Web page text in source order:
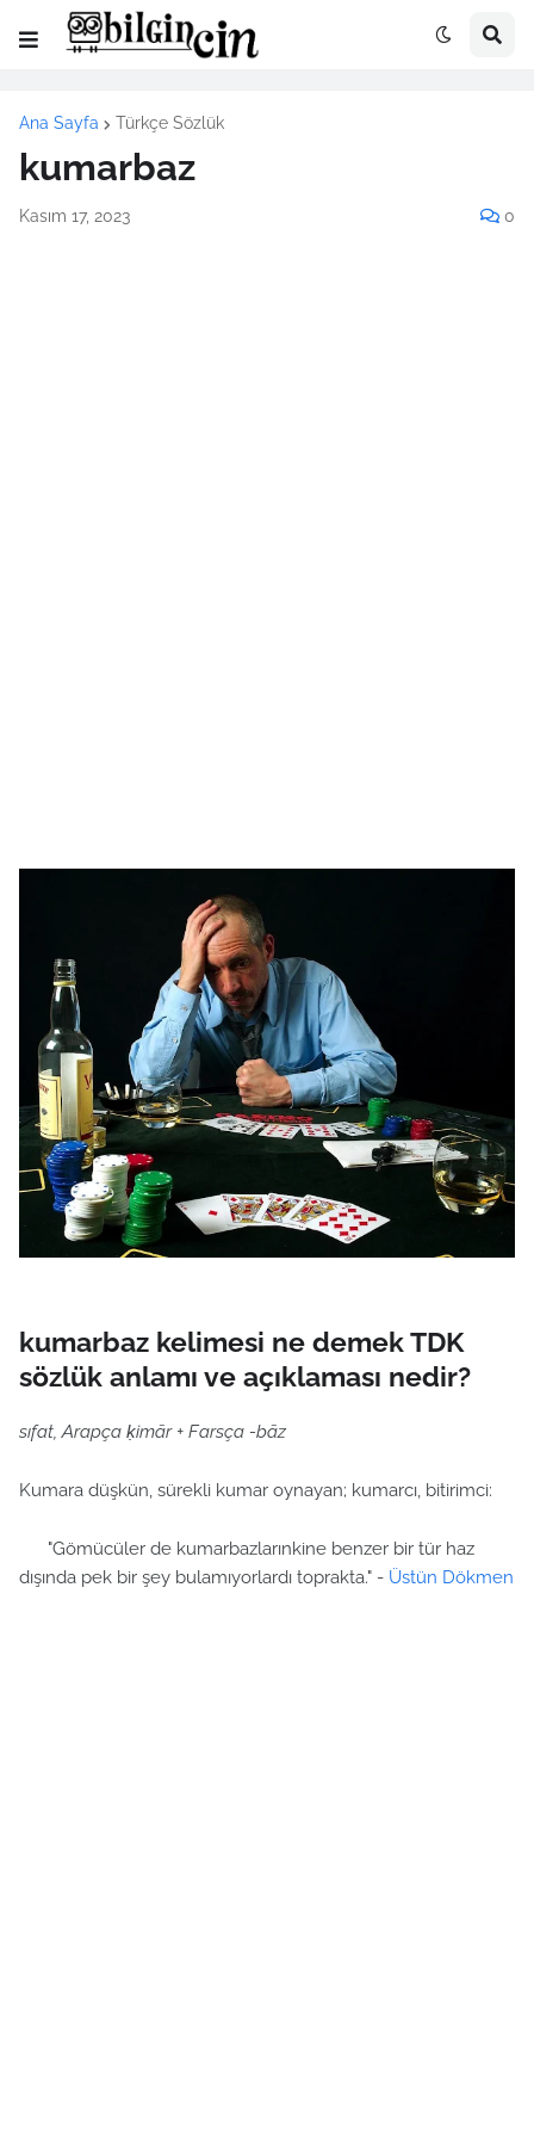
Ana Sayfa Türkçe Sözlük
kumarbaz
Kasım 17, 2023 0
kumarbaz kelimesi ne demek TDK
sözlük anlamı ve açıklaması nedir?
sıfat, Arapça ḳimār + Farsça -bāz
Kumara düşkün, sürekli kumar oynayan; kumarcı, bitirimci:
"Gömücüler de kumarbazlarınkine benzer bir tür haz
dışında pek bir şey bulamıyorlardı toprakta." - Üstün Dökmen